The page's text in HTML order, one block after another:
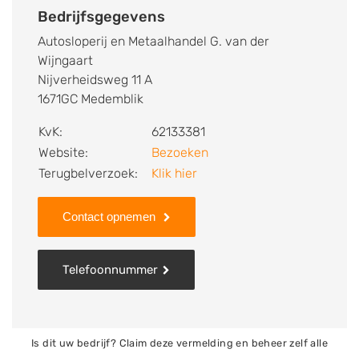
schadeauto’s. Het bedrijf is een door de RDW erkend
ontvangt als je hem aan deze sloperij verkoopt. Indien
gewenst bieden ze ook een ophaalservice, waarmee
de auto binnen een straal van 50 kilometer kan
of metalen. Eventueel kan er op locatie een container
zink en aluminium in en eventueel ook auto
onderdelen zoals accu’s en elektromotoren. Ben je op
zoek naar auto onderdelen? Deze autosloop heeft
onderdelen van alle merken op voorraad. Mocht je dus
juiste adres.
Bedrijfsgegevens
Autosloperij en Metaalhandel G. van der
Wijngaart
Nijverheidsweg 11 A
1671GC Medemblik
KvK:
62133381
Website:
Bezoeken
Terugbelverzoek:
Klik hier
Contact opnemen
Telefoonnummer
Is dit uw bedrijf? Claim deze vermelding en beheer zelf alle